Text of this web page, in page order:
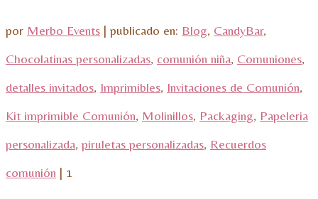
por Merbo Events | publicado en: Blog, CandyBar,
Chocolatinas personalizadas, comunión niña, Comuniones,
detalles invitados, Imprimibles, Invitaciones de Comunión,
Kit imprimible Comunión, Molinillos, Packaging, Papeleria
personalizada, piruletas personalizadas, Recuerdos
comunión | 1